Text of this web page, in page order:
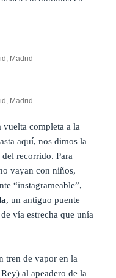
Madrid
Madrid
vuelta completa a la
aquí, nos dimos la
recorrido. Para
vayan con niños,
“instagrameable”,
, un antiguo puente
vía estrecha que unía
tren de vapor en la
al apeadero de la